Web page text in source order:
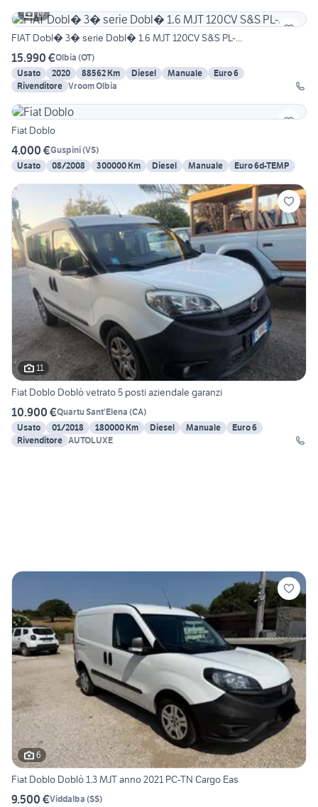
19
FIAT Dobl� 3� serie Dobl� 1.6 MJT 120CV S&S PL-...
15.990 €Olbia (OT)
Usato
2020 88562 Km Diesel Manuale
Euro 6
Rivenditore Vroom Olbia
Fiat Doblo
4.000 €Guspini(VS)
Usato
08/2008 300000 Km Diesel Manuale Euro 6d-TEMP
11
Fiat Doblo Doblò vetrato 5 posti aziendale garanzi
10.900 €Quartu Sant'Elena (CA)
Usato
01/2018 180000 Km Diesel Manuale
Euro 6
Rivenditore AUTOLUXE
6
Fiat Doblo Doblò 1.3 MJT anno 2021 PC-TN Cargo Eas
9.500 €Viddalba (SS)